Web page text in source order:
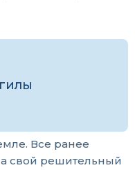
Все ранее
свой решительный